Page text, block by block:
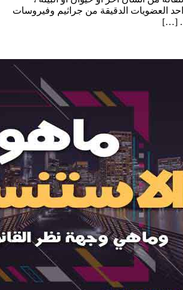
العضويات الدقيقة من جراثيم وفيروسات
. […]